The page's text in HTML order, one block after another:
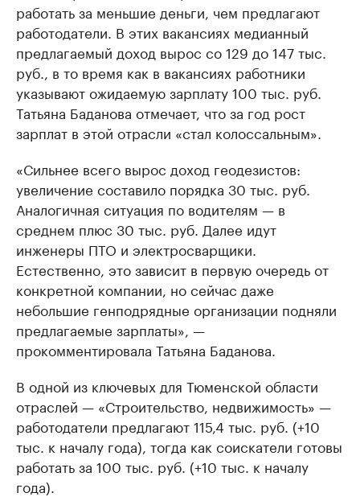
работать за меньшие деньги, чем предлагают
работодатели. В этих вакансиях медианный
предлагаемый доход вырос со 129 до 147 тыс.
руб., в то время как в вакансиях работники
указывают ожидаемую зарплату 100 тыс. руб.
Татьяна Баданова отмечает, что за год рост
зарплат в этой отрасли «стал колоссальным».
«Сильнее всего вырос доход геодезистов:
увеличение составило порядка 30 тыс. руб.
Аналогичная ситуация по водителям — в
среднем плюс 30 тыс. руб. Далее идут
инженеры ПТО и электросварщики.
Естественно, это зависит в первую очередь от
конкретной компании, но сейчас даже
небольшие генподрядные организации подняли
предлагаемые зарплаты», —
прокомментировала Татьяна Баданова.
В одной из ключевых для Тюменской области
отраслей — «Строительство, недвижимость» —
работодатели предлагают 115,4 тыс. руб. (+10
тыс. к началу года), тогда как соискатели готовы
работать за 100 тыс. руб. (+10 тыс. к началу
года).